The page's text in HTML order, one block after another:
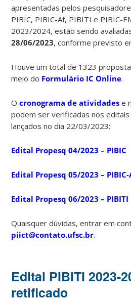
apresentadas pelos
PIBIC, PIBIC-Af, PIBITI e PIBIC-
2023/2024, estão sendo
28/06/2023, conforme previsto
Houve um total de 1323
meio do Formulário IC Online.
Ocronograma de atividades e
podem ser verificadas nos
lançados no dia 22/03/2023:
Edital Propesq 04/2023 – PIBIC
Edital Propesq 05/2023 –
Edital Propesq 06/2023 – PIBITI
Quaisquer dúvidas, entrar em
piict@contato.ufsc.br.
Edital PIBITI 2023-
retificado